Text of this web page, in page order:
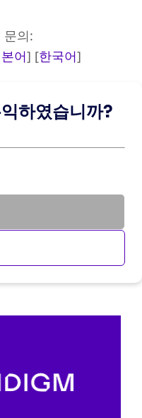
의:
어] [한국어]
하였습니까?